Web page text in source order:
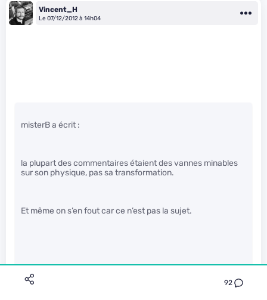
92
Vincent_H
Le 07/12/2012 à 14h04
misterB a écrit :
la plupart des commentaires étaient des vannes minables
sur son physique, pas sa transformation.
Et même on s’en fout car ce n’est pas la sujet.
Voilà. Le fait qu’il y ait eu changement de sexe relève de la